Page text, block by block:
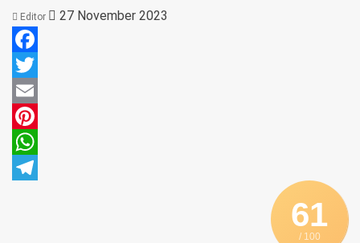
Editor 27 November 2023
Facebook
Twitter
Email
Pinterest
WhatsApp
61
/ 100